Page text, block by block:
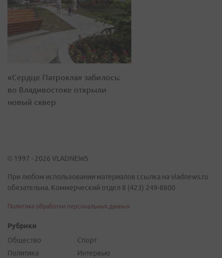
«Сердце Патрокла» забилось:
во Владивостоке открыли
новый сквер
© 1997 - 2026 VLADNEWS
При любом использовании материалов ссылка на vladnews.ru
обязательна. Коммерческий отдел 8 (423) 249-8800
Политика обработки персональных данных
Рубрики
Общество
Политика
Спорт
Интервью